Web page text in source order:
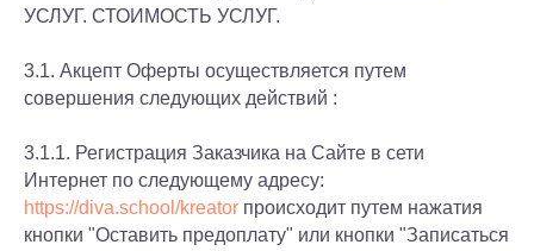
УСЛУГ. СТОИМОСТЬ УСЛУГ.
3.1. Акцепт Оферты осуществляется путем
совершения следующих действий :
3.1.1. Регистрация Заказчика на Сайте в сети
Интернет по следующему адресу:
https://diva.school/kreator происходит путем нажатия
кнопки "Оставить предоплату" или кнопки "Записаться